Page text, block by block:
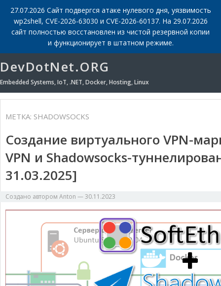
27.07.2026 Сайт подвергся атаке нулевого дня, уязвимость
wp2shell, CVE-2026-63030 и CVE-2026-60137. На 29.07.2026
сайт полностью восстановлен из чистой резервной копии
и функционирует в штатном режиме.
DevDotNet.ORG
Embedded Systems, IoT, .NET, Docker, Hosting, Linux
МЕТКА: SHADOWSOCKS
Создание виртуального VPN-
VPN и Shadowsocks-
31.03.2025]
Создано автором Anton —30.11.2023